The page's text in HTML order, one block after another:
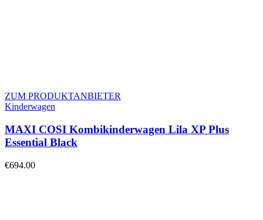
ZUM PRODUKTANBIETER
Kinderwagen
MAXI COSI Kombikinderwagen Lila XP Plus
Essential Black
€694.00